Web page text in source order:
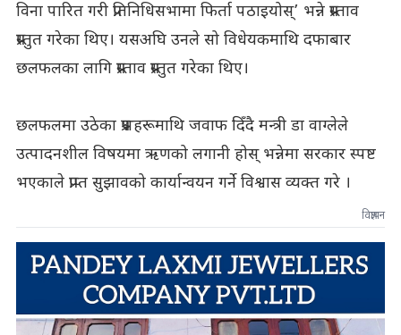
विना पारित गरी प्रतिनिधिसभामा फिर्ता पठाइयोस्’ भन्ने प्रस्ताव
प्रस्तुत गरेका थिए। यसअघि उनले सो विधेयकमाथि दफाबार
छलफलका लागि प्रस्ताव प्रस्तुत गरेका थिए।
छलफलमा उठेका प्रश्नहरूमाथि जवाफ दिँदै मन्त्री डा वाग्लेले
उत्पादनशील विषयमा ऋणको लगानी होस् भन्नेमा सरकार स्पष्ट
भएकाले प्राप्त सुझावको कार्यान्वयन गर्ने विश्वास व्यक्त गरे ।
विज्ञापन